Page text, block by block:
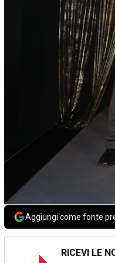
Aggiungi come fonte
RICEVI LE